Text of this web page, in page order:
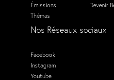
Émissions
Thémas
Devenir
Nos Réseaux sociaux
Facebook
Instagram
Youtube